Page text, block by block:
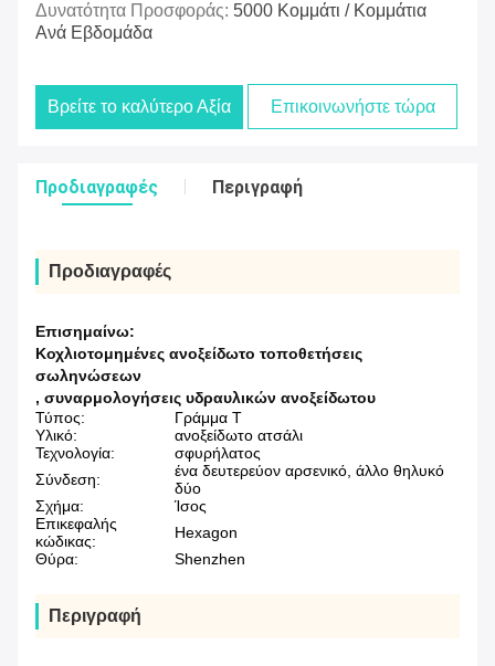
Δυνατότητα Προσφοράς: 5000 Κομμάτι / Κομμάτια
Ανά Εβδομάδα
Βρείτε το καλύτερο Αξία Επικοινωνήστε τώρα
Προδιαγραφές Περιγραφή
Προδιαγραφές
Επισημαίνω:
Κοχλιοτομημένες ανοξείδωτο τοποθετήσεις
σωληνώσεων
, συναρμολογήσεις υδραυλικών ανοξείδωτου
Τύπος:
Γράμμα Τ
Υλικό:
ανοξείδωτο ατσάλι
Τεχνολογία:
σφυρήλατος
Σύνδεση:
ένα δευτερεύον αρσενικό, άλλο θηλυκό
δύο
Σχήμα:
Ίσος
Επικεφαλής
κώδικας:
Hexagon
Θύρα:
Shenzhen
Περιγραφή